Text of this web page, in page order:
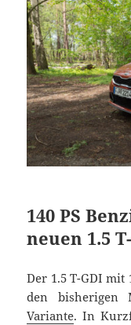
140 PS
neuen 1.5
Der 1.5 T-GDI mit
den bisherigen
Variante. In